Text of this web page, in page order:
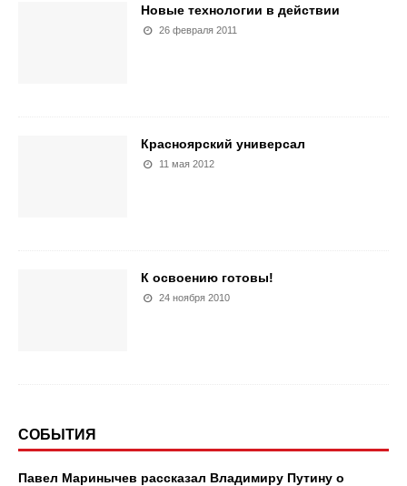
Новые технологии в действии
26 февраля 2011
Красноярский универсал
11 мая 2012
К освоению готовы!
24 ноября 2010
СОБЫТИЯ
Павел Маринычев рассказал Владимиру Путину о